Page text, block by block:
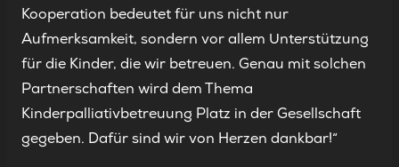
Kooperation bedeutet für uns nicht nur
Aufmerksamkeit, sondern vor allem Unterstützung
für die Kinder, die wir betreuen. Genau mit solchen
Partnerschaften wird dem Thema
Kinderpalliativbetreuung Platz in der Gesellschaft
gegeben. Dafür sind wir von Herzen dankbar!“